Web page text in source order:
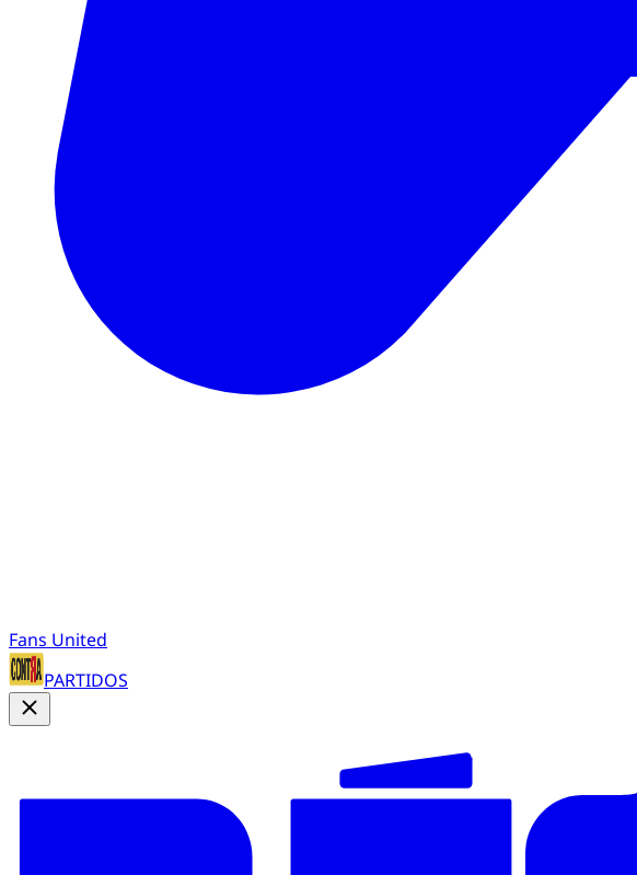
Fans United
PARTIDOS